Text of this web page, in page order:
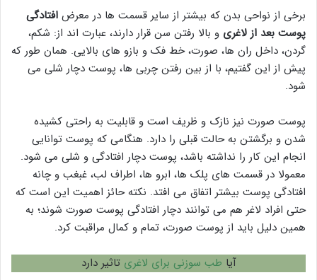
برخی از نواحی بدن که بیشتر از سایر قسمت ها در معرض افتادگی
پوست بعد از لاغری و بالا رفتن سن قرار دارند، عبارت اند از: شکم،
گردن، داخل ران ها، صورت، خط فک و بازو های بالایی. همان طور که
پیش از این گفتیم، با از بین رفتن چربی ها، پوست دچار شلی می
شود.
پوست صورت نیز نازک و ظریف است و قابلیت به راحتی کشیده
شدن و برگشتن به حالت قبلی را دارد. هنگامی که پوست توانایی
انجام این کار را نداشته باشد، پوست دچار افتادگی و شلی می شود.
معمولا در قسمت های پلک ها، ابرو ها، اطراف لب، غبغب و چانه
افتادگی پوست بیشتر اتفاق می افتد. نکته حائز اهمیت این است که
حتی افراد لاغر هم می توانند دچار افتادگی پوست صورت شوند؛ به
همین دلیل باید از پوست صورت، تمام و کمال مراقبت کرد.
آیا طب سوزنی برای لاغری تاثیر دارد